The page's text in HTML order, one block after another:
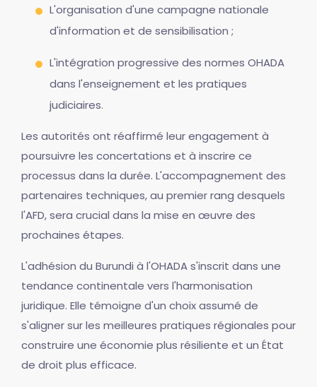
L'organisation d'une campagne nationale
d'information et de sensibilisation ;
L'intégration progressive des normes OHADA
dans l'enseignement et les pratiques
judiciaires.
Les autorités ont réaffirmé leur engagement à
poursuivre les concertations et à inscrire ce
processus dans la durée. L'accompagnement des
partenaires techniques, au premier rang desquels
l'AFD, sera crucial dans la mise en œuvre des
prochaines étapes.
L'adhésion du Burundi à l'OHADA s'inscrit dans une
tendance continentale vers l'harmonisation
juridique. Elle témoigne d'un choix assumé de
s'aligner sur les meilleures pratiques régionales pour
construire une économie plus résiliente et un État
de droit plus efficace.